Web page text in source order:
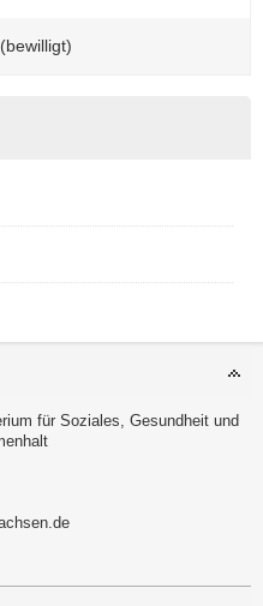
für Soziales, Gesundheit und